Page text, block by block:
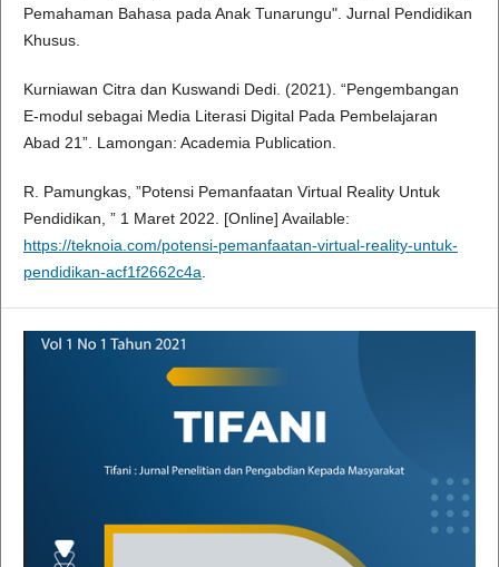
Pemahaman Bahasa pada Anak Tunarungu". Jurnal Pendidikan
Khusus.
Kurniawan Citra dan Kuswandi Dedi. (2021). “Pengembangan
E-modul sebagai Media Literasi Digital Pada Pembelajaran
Abad 21”. Lamongan: Academia Publication.
R. Pamungkas, ”Potensi Pemanfaatan Virtual Reality Untuk
Pendidikan, ” 1 Maret 2022. [Online] Available:
https://teknoia.com/potensi-pemanfaatan-virtual-reality-untuk-
pendidikan-acf1f2662c4a.